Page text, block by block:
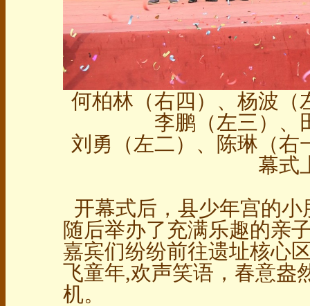
何柏林（右四）、杨波（
李鹏（左三）、
刘勇（左二）、陈琳（右
幕式
开幕式后，县少年宫的
随后举办了充满乐趣的亲
嘉宾们纷纷前往遗址核心
飞童年,欢声笑语，春意盎
机。